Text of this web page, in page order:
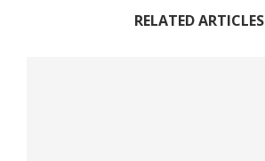
RELATED ARTICLES